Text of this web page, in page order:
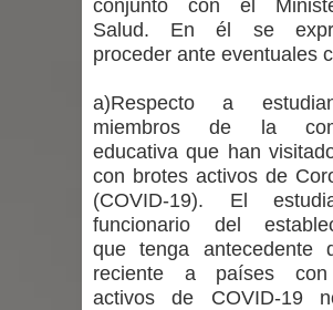
conjunto con el
Salud. En él se
proceder ante eventuales
a)Respecto a
miembros de la
educativa que han
con brotes activos de
(COVID-19). El
funcionario del
que tenga antecedente
reciente a países con
activos de COVID-19